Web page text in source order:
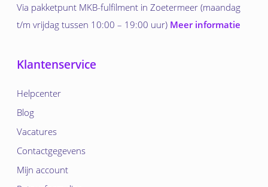
Via pakketpunt MKB-fulfilment in Zoetermeer (maandag
t/m vrijdag tussen 10:00 – 19:00 uur) Meer informatie
Klantenservice
Helpcenter
Blog
Vacatures
Contactgegevens
Mijn account